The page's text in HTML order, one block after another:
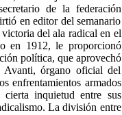
de la federación
en editor del semanario
del ala radical en el
en 1912, le proporcionó
política, que aprovechó
Avanti, órgano oficial del
enfrentamientos armados
inquietud entre sus
La división entre